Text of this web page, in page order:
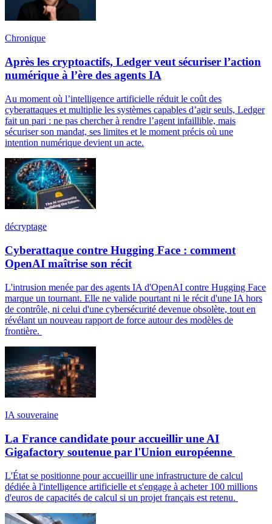
Chronique
Après les cryptoactifs, Ledger veut sécuriser l’action
numérique à l’ère des agents IA
Au moment où l’intelligence artificielle réduit le coût des
cyberattaques et multiplie les systèmes capables d’agir seuls, Ledger
fait un pari : ne pas chercher à rendre l’agent infaillible, mais
sécuriser son mandat, ses limites et le moment précis où une
intention numérique devient un acte.
décryptage
Cyberattaque contre Hugging Face : comment
OpenAI maîtrise son récit
L'intrusion menée par des agents IA d'OpenAI contre Hugging Face
marque un tournant. Elle ne valide pourtant ni le récit d'une IA hors
de contrôle, ni celui d'une cybersécurité devenue obsolète, tout en
révélant un nouveau rapport de force autour des modèles de
frontière.
IA souveraine
La France candidate pour accueillir une AI
Gigafactory soutenue par l'Union européenne
L'État se positionne pour accueillir une infrastructure de calcul
dédiée à l'intelligence artificielle et s'engage à acheter 100 millions
d'euros de capacités de calcul si un projet français est retenu.